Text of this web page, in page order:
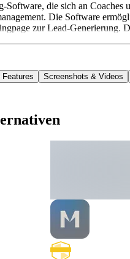
Software, die sich an
Die Software
zur Lead-
Screenshots & Videos